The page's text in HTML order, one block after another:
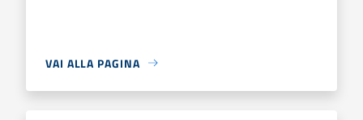
VAI ALLA PAGINA